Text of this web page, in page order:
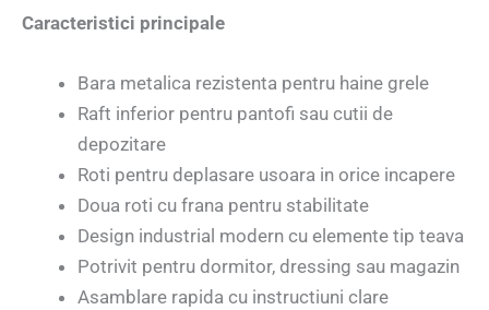
Caracteristici principale
Bara metalica rezistenta pentru haine grele
Raft inferior pentru pantofi sau cutii de
depozitare
Roti pentru deplasare usoara in orice incapere
Doua roti cu frana pentru stabilitate
Design industrial modern cu elemente tip teava
Potrivit pentru dormitor, dressing sau magazin
Asamblare rapida cu instructiuni clare